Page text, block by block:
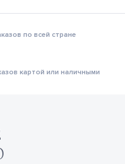
по всей стране
картой или наличными